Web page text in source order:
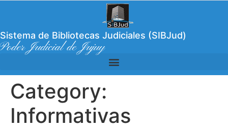
Sistema de Bibliotecas Judiciales (SIBJud)
Poder Judicial de Jujuy
Category:
Informativas